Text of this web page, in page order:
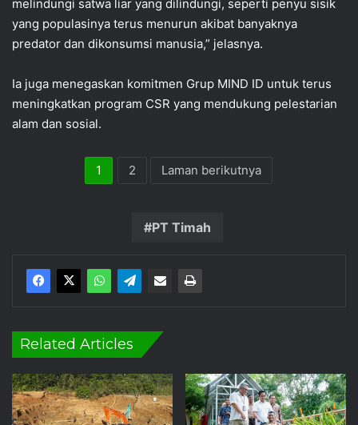
melindungi satwa liar yang dilindungi, seperti penyu sisik
yang populasinya terus menurun akibat banyaknya
predator dan dikonsumsi manusia,” jelasnya.
Ia juga menegaskan komitmen Grup MIND ID untuk terus
meningkatkan program CSR yang mendukung pelestarian
alam dan sosial.
1 2 Laman berikutnya
PT Timah
Related Articles